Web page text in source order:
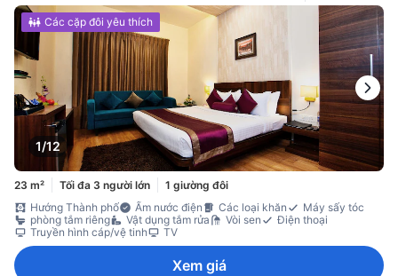
1/12
Các cặp đôi yêu thích
23 m² Tối đa 3 người lớn
1 giường đôi
Hướng Thành phố
Ấm nước điện Các loại khăn
Máy sấy tóc
phòng tắm riêng
Vật dụng tắm rửa Vòi sen
Điện thoại
Truyền hình cáp/vệ tinh
TV
Xem giá